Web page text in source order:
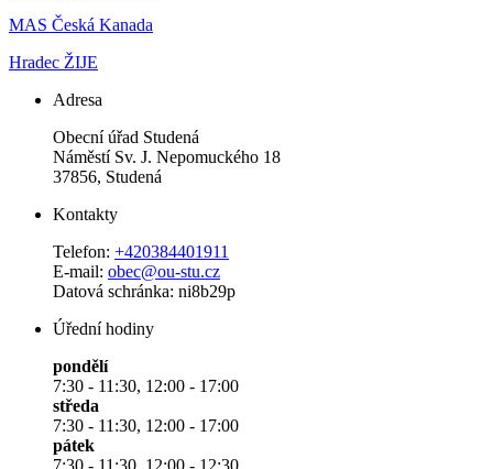
MAS Česká Kanada
Hradec ŽIJE
Adresa
Obecní úřad Studená
Náměstí Sv. J. Nepomuckého 18
37856, Studená
Kontakty
Telefon: +420384401911
E-mail: obec@ou-stu.cz
Datová schránka: ni8b29p
Úřední hodiny
pondělí
7:30 - 11:30, 12:00 - 17:00
středa
7:30 - 11:30, 12:00 - 17:00
pátek
7:30 - 11:30, 12:00 - 12:30